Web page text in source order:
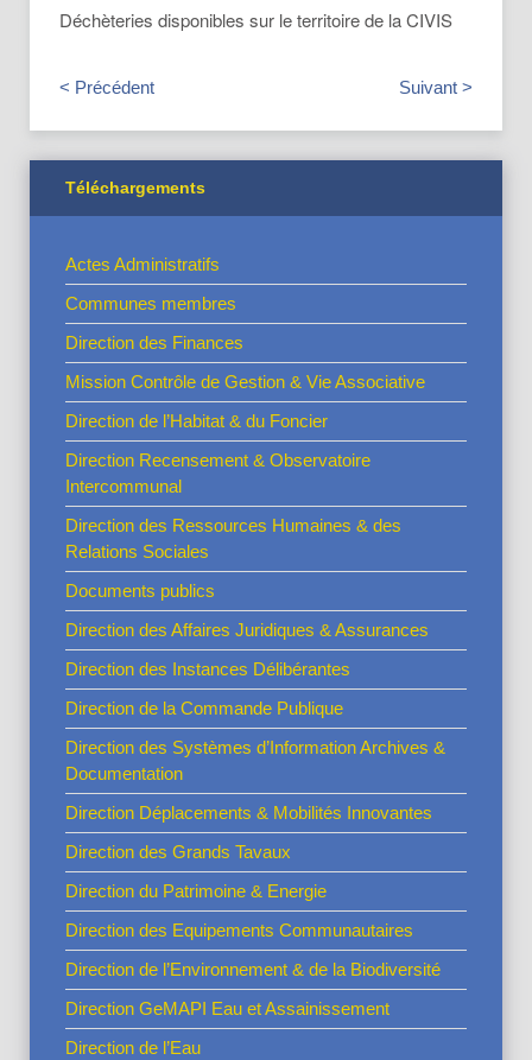
Déchèteries disponibles sur le territoire de la CIVIS
< Précédent Suivant >
Téléchargements
Actes Administratifs
Communes membres
Direction des Finances
Mission Contrôle de Gestion & Vie Associative
Direction de l’Habitat & du Foncier
Direction Recensement & Observatoire
Intercommunal
Direction des Ressources Humaines & des
Relations Sociales
Documents publics
Direction des Affaires Juridiques & Assurances
Direction des Instances Délibérantes
Direction de la Commande Publique
Direction des Systèmes d’Information Archives &
Documentation
Direction Déplacements & Mobilités Innovantes
Direction des Grands Tavaux
Direction du Patrimoine & Energie
Direction des Equipements Communautaires
Direction de l’Environnement & de la Biodiversité
Direction GeMAPI Eau et Assainissement
Direction de l’Eau